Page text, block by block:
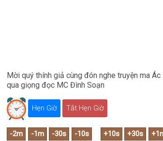
Mời quý thính giả cùng đón nghe truyện ma
qua giọng đọc MC Đình Soạn
Hẹn Giờ Tắt Hẹn Giờ